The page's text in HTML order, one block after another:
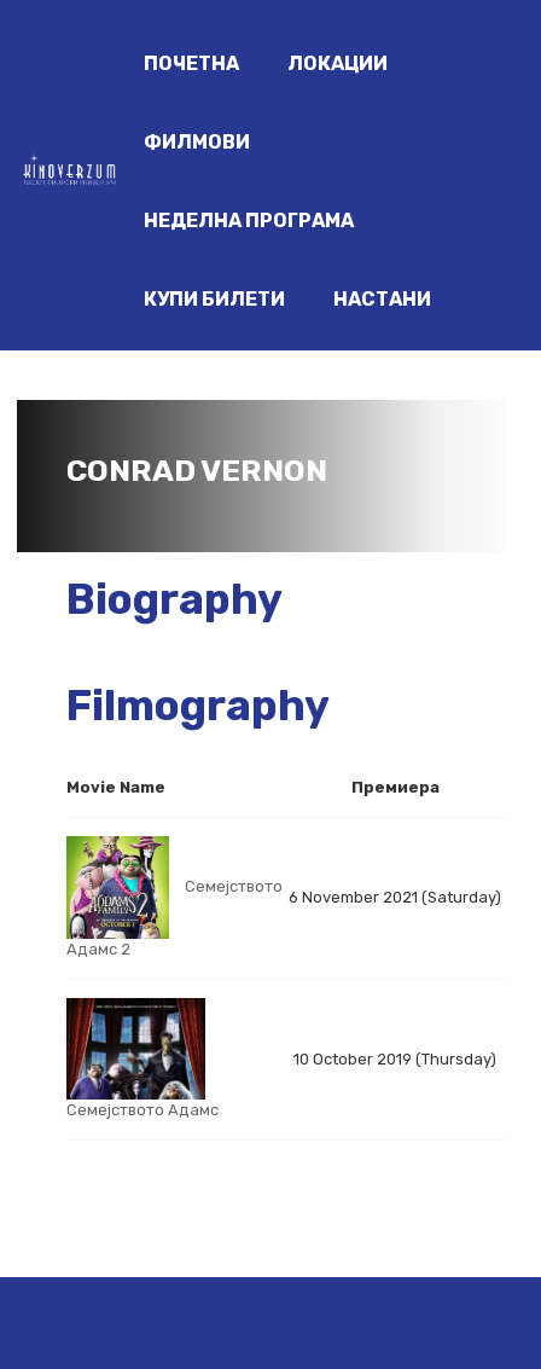
ПОЧЕТНА ЛОКАЦИИ
ФИЛМОВИ
НЕДЕЛНА ПРОГРАМА
КУПИ БИЛЕТИ НАСТАНИ
CONRAD VERNON
Biography
Filmography
Movie Name Премиера
Семејството
Адамс 2
6 November 2021 (Saturday)
Семејството Адамс
10 October 2019 (Thursday)